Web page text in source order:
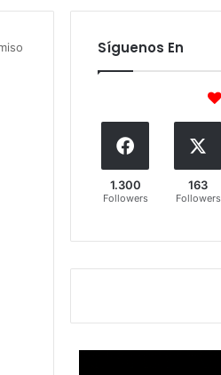
Síguenos En
1.300
Followers
163
Followers